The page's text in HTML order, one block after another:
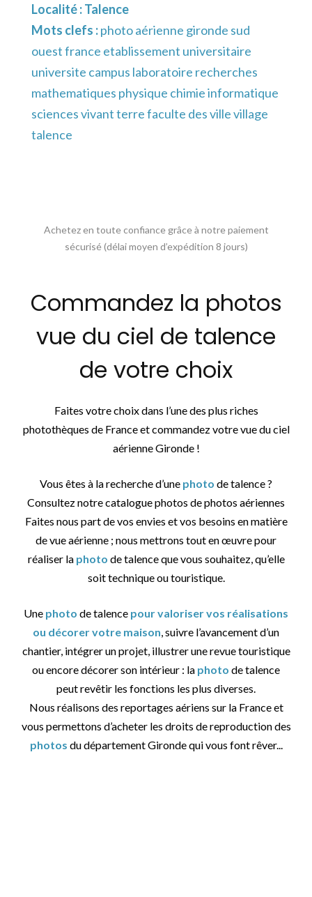
Localité :Talence
Mots clefs :photo aérienne gironde sud
ouest france etablissement universitaire
universite campus laboratoire recherches
mathematiques physique chimie informatique
sciences vivant terre faculte des ville village
talence
Achetez en toute confiance grâce à notre paiement
sécurisé (délai moyen d’expédition 8 jours)
Commandez la photos
vue du ciel de talence
de votre choix
Faites votre choix dans l’une des plus riches
photothèques de France et commandez votre vue du ciel
aérienne Gironde !
Vous êtes à la recherche d’une photo de talence ?
Consultez notre catalogue photos de photos aériennes
Faites nous part de vos envies et vos besoins en matière
de vue aérienne ; nous mettrons tout en œuvre pour
réaliser la photo de talence que vous souhaitez, qu’elle
soit technique ou touristique.
Une photo de talence pour valoriser vos réalisations
ou décorer votre maison, suivre l’avancement d’un
chantier, intégrer un projet, illustrer une revue touristique
ou encore décorer son intérieur : la photo de talence
peut revêtir les fonctions les plus diverses.
Nous réalisons des reportages aériens sur la France et
vous permettons d’acheter les droits de reproduction des
photos du département Gironde qui vous font rêver...